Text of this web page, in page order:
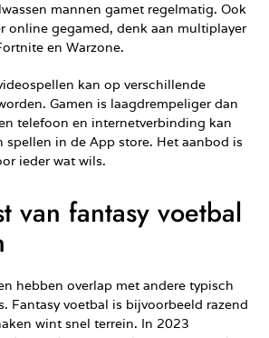
mannen gamet regelmatig. Ook
online gegamed, denk aan multiplayer
en Warzone.
kan op verschillende
Gamen is laagdrempeliger dan
telefoon en internetverbinding kan
spellen in de App store. Het aanbod is
ieder wat wils.
van fantasy voetbal
hebben overlap met andere typisch
Fantasy voetbal is bijvoorbeeld razend
wint snel terrein. In 2023